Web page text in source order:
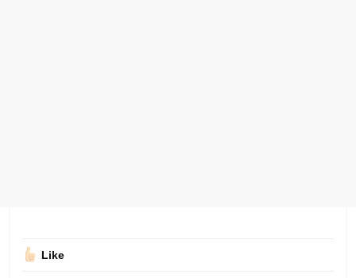
Like